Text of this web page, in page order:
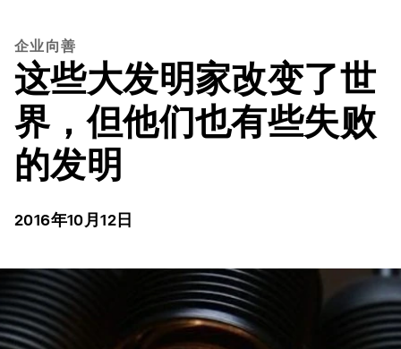
企业向善
这些大发明家改变了世
界，但他们也有些失败
的发明
2016年10月12日